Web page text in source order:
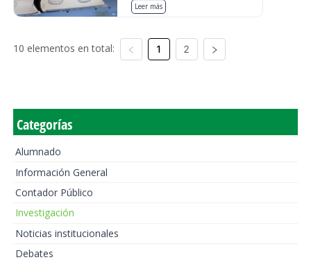
Leer más
10 elementos en total: 1 2
Categorías
Alumnado
Información General
Contador Público
Investigación
Noticias institucionales
Debates